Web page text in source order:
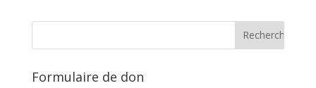
Formulaire de don